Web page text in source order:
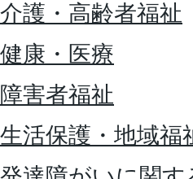
介護・高齢者福祉
健康・医療
障害者福祉
生活保護・地域福